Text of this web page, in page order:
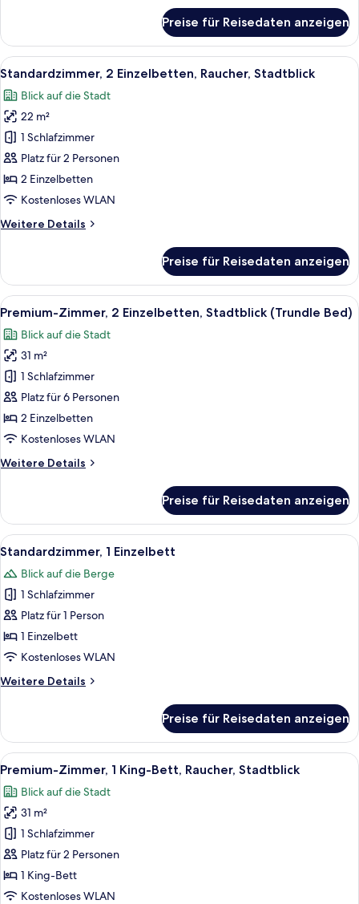
Zimmer,
1 King-
Bett,
zur
Club
Lounge,
Stadtblick
Preise für Reisedaten anzeigen
Alle
Fotos
für
Standardzimmer,
2 Einzelbetten,
Raucher,
Stadtblick
anzeigen
Ein Hotelzimmer mit zwei Betten,
5
Standardzimmer, 2 Einzelbetten, Raucher, Stadtblick
Blick auf die Stadt
22 m²
1 Schlafzimmer
Platz für 2 Personen
2 Einzelbetten
Kostenloses WLAN
Weitere Details
Weitere
2 Einzelbetten,
Raucher,
Stadtblick
Preise für Reisedaten anzeigen
Alle
Fotos
für
Premium-
Zimmer,
2 Einzelbetten,
Stadtblick
(Trundle
anzeigen
Ein dicht bebautes Stadtgebiet mit
9
Premium-Zimmer, 2 Einzelbetten, Stadtblick (Trundle Bed)
Blick auf die Stadt
31 m²
1 Schlafzimmer
Platz für 6 Personen
2 Einzelbetten
Kostenloses WLAN
Weitere Details
Weitere
Zimmer,
2 Einzelbetten,
Stadtblick
Bed)
Preise für Reisedaten anzeigen
Alle
Fotos
für
Standardzimmer,
1 Einzelbett
anzeigen
Ein Hotelzimmer mit einem Bett,
13
Standardzimmer, 1 Einzelbett
Blick auf die Berge
1 Schlafzimmer
Platz für 1 Person
1 Einzelbett
Kostenloses WLAN
Weitere Details
Weitere
1 Einzelbett
Preise für Reisedaten anzeigen
Alle
Fotos
für
Premium-
Zimmer,
1 King-
Bett,
Raucher,
Ein Hotelzimmer mit einem großen
7
Premium-Zimmer, 1 King-Bett, Raucher, Stadtblick
Blick auf die Stadt
31 m²
1 Schlafzimmer
Platz für 2 Personen
1 King-Bett
Kostenloses WLAN